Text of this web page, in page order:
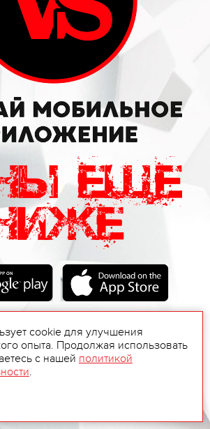
cookie для улучшения
опыта. Продолжая использовать
с нашей политикой
.